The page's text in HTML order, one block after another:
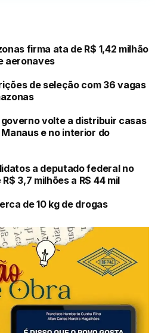
firma ata de R$ 1,42 milhão
aeronaves
de seleção com 36 vagas
volte a distribuir casas
e no interior do
a deputado federal no
3,7 milhões a R$ 44 mil
de 10 kg de drogas